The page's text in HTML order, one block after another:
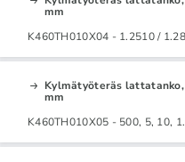
mm
K460TH010X04 - 1.2510 /
Kylmätyöteräs
mm
K460TH010X05 - 500, 5, 10,